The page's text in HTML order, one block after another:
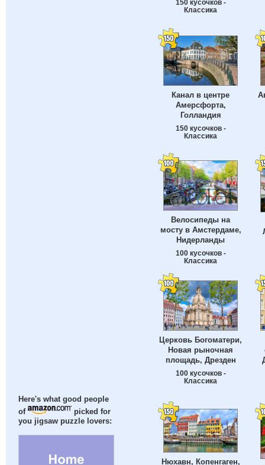
Here's what good people
of
picked for
you jigsaw puzzle lovers:
150 кусочков -
Классика
Канал в центре
Амерсфорта,
Голландия
150 кусочков -
Классика
Велосипеды на
мосту в Амстердаме,
Нидерланды
100 кусочков -
Классика
Церковь Богоматери,
Новая рыночная
площадь, Дрезден
100 кусочков -
Классика
Нюхавн, Копенгаген,